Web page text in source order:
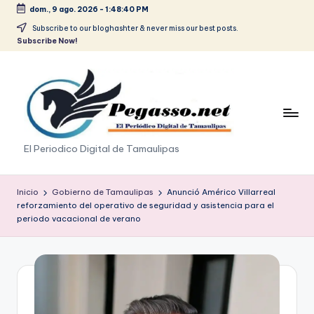
Saltar
dom., 9 ago. 2026 - 1:48:40 PM
Subscribe to our bloghashter & never miss our best posts.
Subscribe Now!
p
e
g
a
s
o
El Periodico Digital de Tamaulipas
Inicio Gobierno de Tamaulipas
Anunció Américo Villarreal
reforzamiento del operativo de seguridad y asistencia para el
periodo vacacional de verano